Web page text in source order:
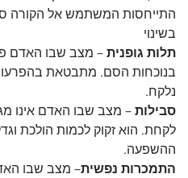
התייחסות המשתמש אל הקורה
בשינוי
תלות גופנית– מצב שבו האדם
בנוכחות הסם. מתבטאת
נלקח.
סבילות– מצב שבו האדם אינו
לקחת. הוא זקוק לכמות הולכת
ההשפעה.
התמכרות נפשית– מצב שבו